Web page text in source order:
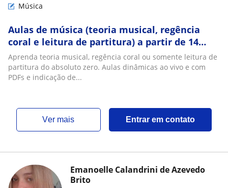
Música
Aulas de música (teoria musical, regência
coral e leitura de partitura) a partir de 14
anos de idade. Online
Aprenda teoria musical, regência coral ou somente leitura de
partitura do absoluto zero. Aulas dinâmicas ao vivo e com
PDFs e indicação de...
ver mais Entrar em contato
Emanoelle Calandrini de Azevedo
Brito